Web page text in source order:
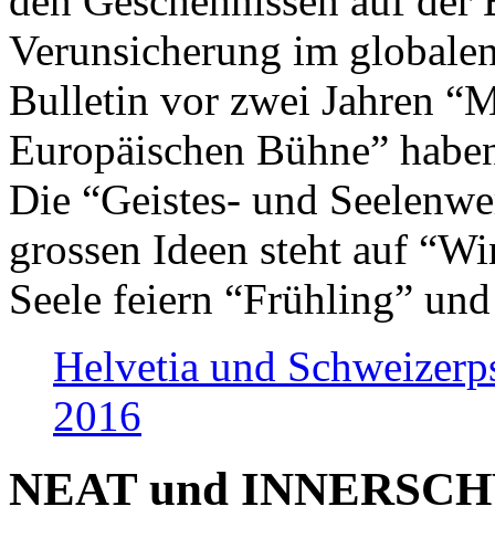
Verunsicherung im
Bulletin vor zwei Jahren
Europäischen Bühne”
Die “Geistes- und
grossen Ideen steht auf
Seele feiern “Frühling”
Helvetia und
2016
NEAT und